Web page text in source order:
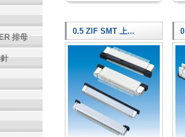
排母
0.5 ZIF SMT 上...